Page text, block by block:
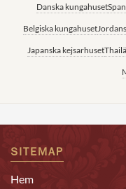
Danska kungahuset
Belgiska kungahuset
Japanska kejsarhuset
SITEMAP
Hem